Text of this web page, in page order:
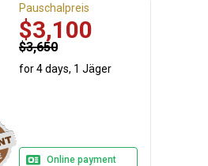
Pauschalpreis
$3,100
$3,650
for 4 days, 1 Jäger
Online payment